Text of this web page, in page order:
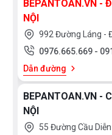
BEPANTOAN.VN -
NỘI
992 Đường Láng -
0976.665.669 -
Dẫn đường
BEPANTOAN.VN -
NỘI
55 Đường Cầu